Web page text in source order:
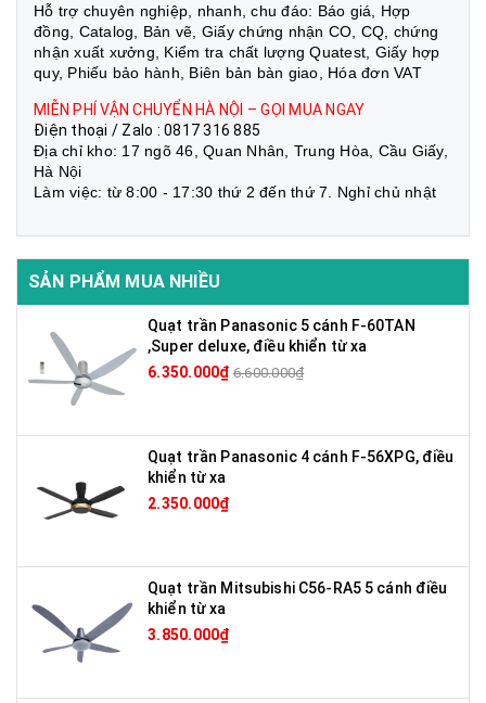
Hỗ trợ chuyên nghiệp, nhanh, chu đáo: Báo giá, Hợp
đồng, Catalog, Bản vẽ, Giấy chứng nhận CO, CQ, chứng
nhận xuất xưởng, Kiểm tra chất lượng Quatest, Giấy hợp
quy, Phiếu bảo hành, Biên bản bàn giao, Hóa đơn VAT
MIỄN PHÍ VẬN CHUYỂN HÀ NỘI – GỌI MUA NGAY
Điện thoại / Zalo : 0817 316 885
Địa chỉ kho: 17 ngõ 46, Quan Nhân, Trung Hòa, Cầu Giấy,
Hà Nội
Làm việc: từ 8:00 - 17:30 thứ 2 đến thứ 7. Nghỉ chủ nhật
SẢN PHẨM MUA NHIỀU
Quạt trần Panasonic 5 cánh F-60TAN
,Super deluxe, điều khiển từ xa
6.350.000₫ 6.600.000₫
Quạt trần Panasonic 4 cánh F-56XPG, điều
khiển từ xa
2.350.000₫
Quạt trần Mitsubishi C56-RA5 5 cánh điều
khiển từ xa
3.850.000₫